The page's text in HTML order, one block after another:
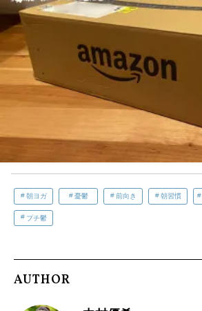
朝ヨガ 憂鬱 前向き 朝習慣
プチ鬱
AUTHOR